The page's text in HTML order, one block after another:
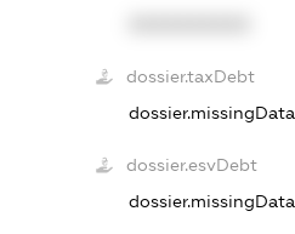
dossier.taxDebt
dossier.missingData
dossier.esvDebt
dossier.missingData